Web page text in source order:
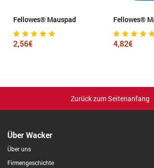
Fellowes® Mauspad
2,56€
Fellowes®
4,82€
Zurück zum Seitenanfang
Über Wacker
Über uns
Firmengeschichte